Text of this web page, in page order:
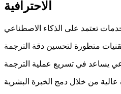
الاحترافية